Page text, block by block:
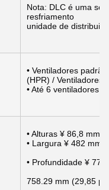
Nota: DLC é uma
resfriamento
unidade de
• Ventiladores
(HPR) / Ventiladores
• Até 6 ventiladores
• Alturas ¥ 86,8 mm
• Largura ¥ 482 mm
• Profundidade ¥
758.29 mm (29,85